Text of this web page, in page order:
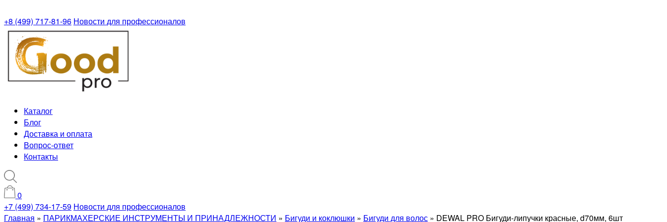
+8 (499) 717-81-96 Новости для профессионалов
Каталог
Блог
Доставка и оплата
Вопрос-ответ
Контакты
0
+7 (499) 734-17-59 Новости для профессионалов
Главная » ПАРИКМАХЕРСКИЕ ИНСТРУМЕНТЫ И ПРИНАДЛЕЖНОСТИ » Бигуди и коклюшки » Бигуди для волос » DEWAL PRO Бигуди-липучки красные, d70мм, 6шт